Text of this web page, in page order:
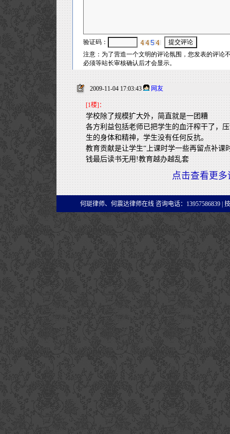
2009-11-04 17:03:43 网友
[1楼]：
学校除了规模扩大外，简直就是一团糟
各方利益包括老师已把学生的血汗榨干了，
生的身体和精神，学生没有任何反抗。
教育贡献是让学生“上课时学一些再留点补课
钱最后读书无用!教育越办越乱套
点击查看更多
何珽律师、何震达律师在线 咨询电话：13957586839 |